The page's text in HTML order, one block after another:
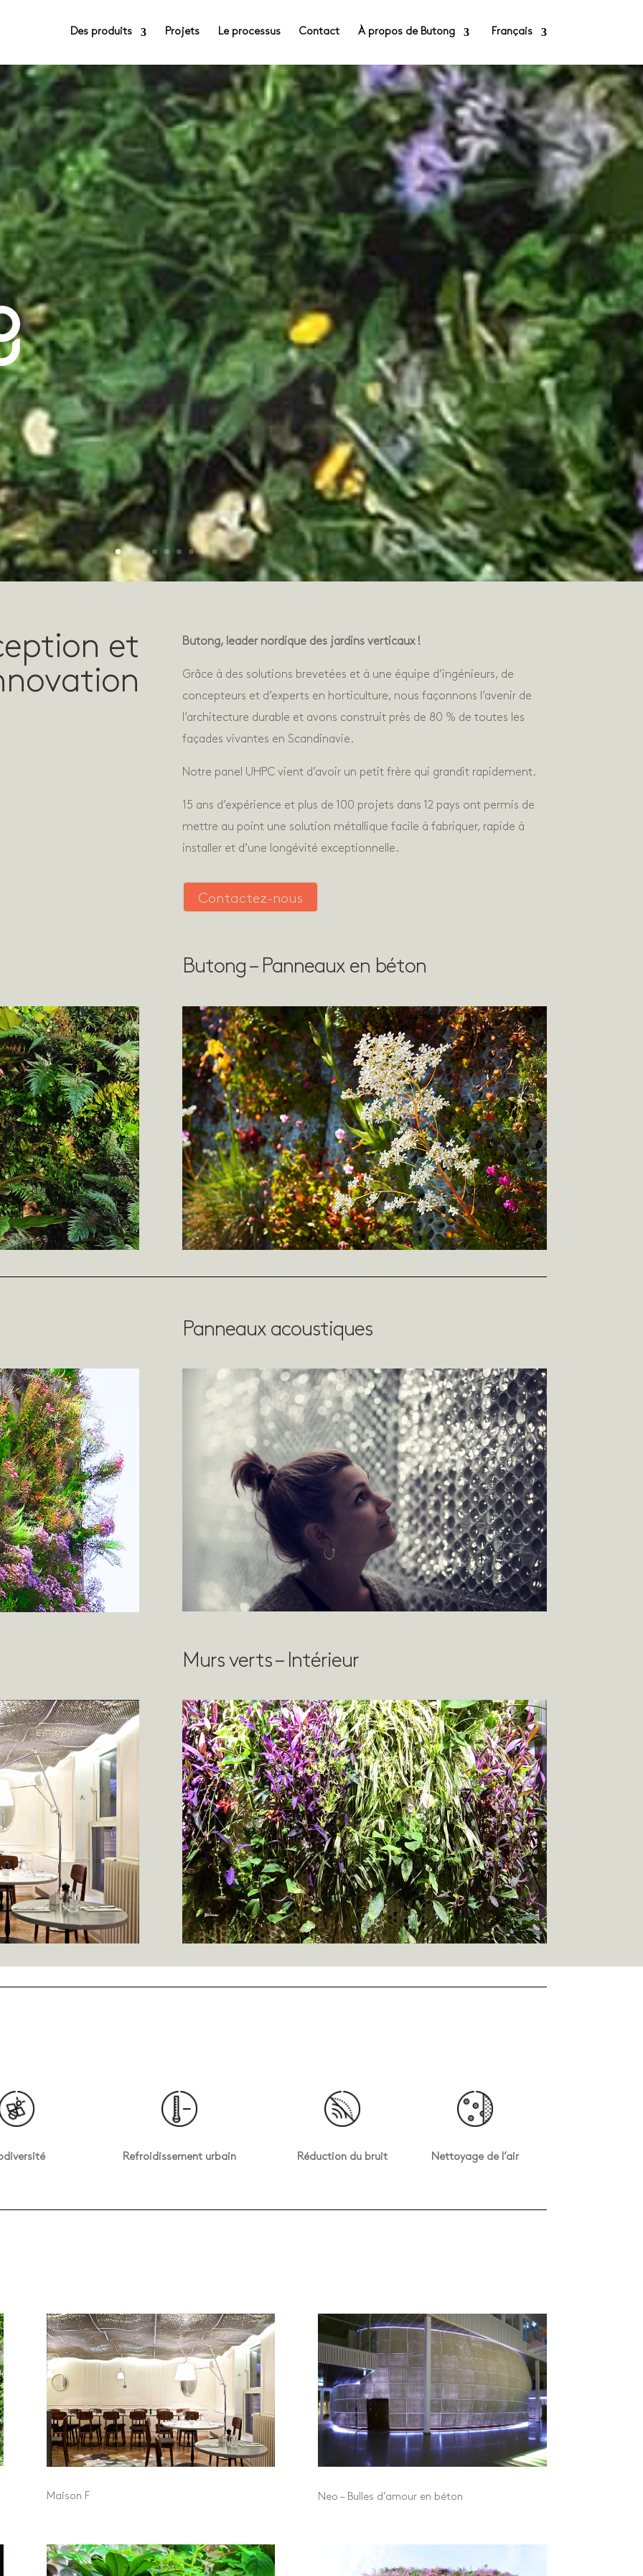
Des produits Projets Le processus Contact À propos de Butong Français
et
Butong, leader nordique des jardins verticaux !
Grâce à des solutions brevetées et à une équipe d’ingénieurs, de
concepteurs et d’experts en horticulture, nous façonnons l’avenir de
l’architecture durable et avons construit près de 80 % de toutes les
façades vivantes en Scandinavie.
Notre panel UHPC vient d’avoir un petit frère qui grandit rapidement.
15 ans d’expérience et plus de 100 projets dans 12 pays ont permis de
mettre au point une solution métallique facile à fabriquer, rapide à
installer et d’une longévité exceptionnelle.
Contactez-nous
Butong – Panneaux en béton
Panneaux acoustiques
Murs verts – Intérieur
Refroidissement urbain Réduction du bruit Nettoyage de l’air
Maison F Neo – Bulles d’amour en béton